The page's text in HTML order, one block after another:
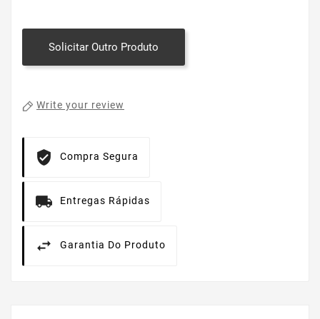
Solicitar Outro Produto
Write your review
Compra Segura
Entregas Rápidas
Garantia Do Produto